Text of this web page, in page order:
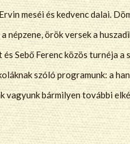
meséi és kedvenc dalai.
népzene, örök versek a
és Sebő Ferenc közös turnéja
szóló programunk: a
vagyunk bármilyen további